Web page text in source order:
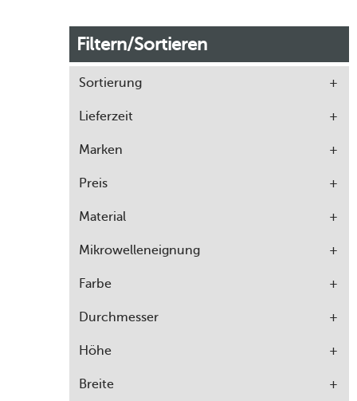
Filtern/Sortieren
Sortierung
Lieferzeit
Marken
Preis
Material
Mikrowelleneignung
Farbe
Durchmesser
Höhe
Breite